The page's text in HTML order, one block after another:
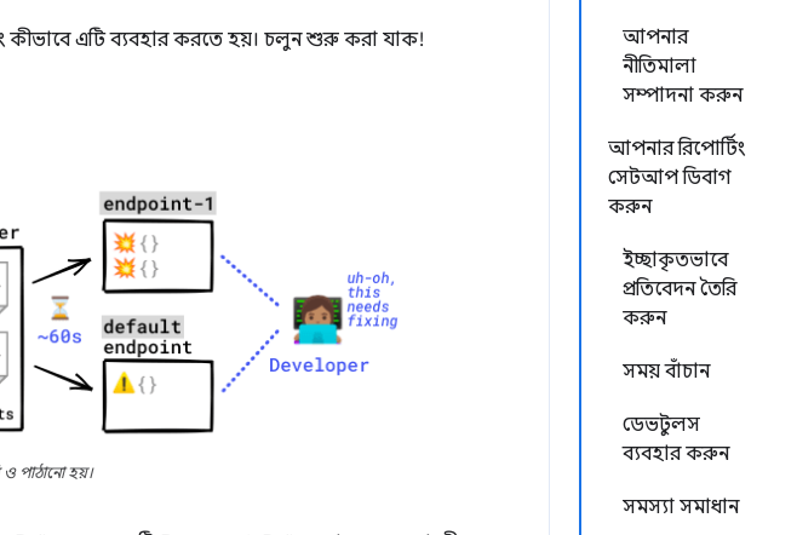
আপনার
নীতিমালা
সম্পাদনা করুন
আপনার রিপোর্টিং
সেটআপ ডিবাগ
করুন
ইচ্ছাকৃতভাবে
প্রতিবেদন তৈরি
করুন
সময় বাঁচান
ডেভটুলস
ব্যবহার করুন
সমস্যা সমাধান
এটি ব্যবহার করতে হয়। চলুন শুরু করা যাক!
ও পাঠানো হয়।